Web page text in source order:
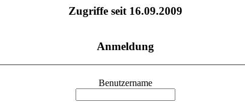
Zugriffe seit 16.09.2009
Anmeldung
Benutzername